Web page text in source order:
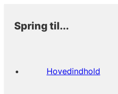
Spring til...
Hovedindhold